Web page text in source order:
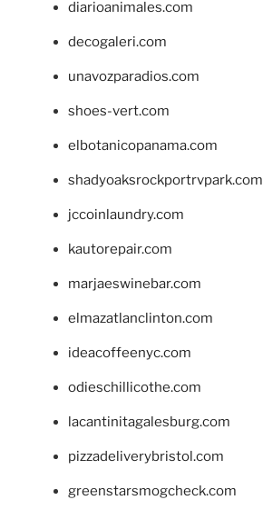
diarioanimales.com
decogaleri.com
unavozparadios.com
shoes-vert.com
elbotanicopanama.com
shadyoaksrockportrvpark.com
jccoinlaundry.com
kautorepair.com
marjaeswinebar.com
elmazatlanclinton.com
ideacoffeenyc.com
odieschillicothe.com
lacantinitagalesburg.com
pizzadeliverybristol.com
greenstarsmogcheck.com